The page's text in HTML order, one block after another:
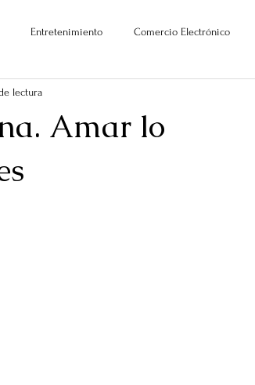
Entretenimiento Comercio Electrónico
Amar lo
lectura